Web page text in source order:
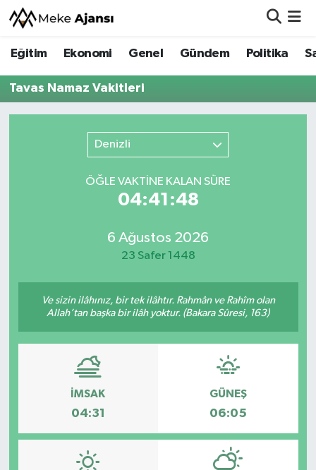
Eğitim Ekonomi Genel Gündem Politika
Tavas Namaz Vakitleri
Denizli
ÖĞLE VAKTİNE KALAN SÜRE
04:41:48
6 Ağustos 2026
23 Safer 1448
Ve sizin ilâhınız, bir tek ilâhtır. Rahmân ve Rahîm olan
Allah’tan başka bir ilâh yoktur. (Bakara Sûresi, 163)
İMSAK
04:31
GÜNEŞ
06:05
Eğitim
Ekonomi
Gündem
Spor
Nöbetçi Eczaneler
Hava Durumu
Trafik Durumu
Süper Lig Puan Durumu ve Fikstür
Tüm Manşetler
Haber Arşivi